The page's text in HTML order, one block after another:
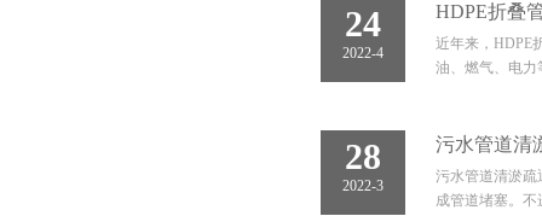
24
2022-4
HDPE折叠
近年来，HDPE
油、燃气、电力
28
2022-3
污水管道清
污水管道清淤疏
成管道堵塞。